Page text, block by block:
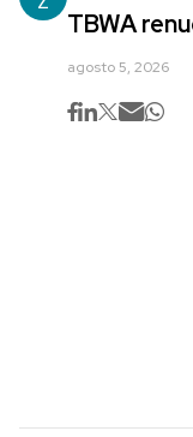
TBWA
agosto 5, 2026